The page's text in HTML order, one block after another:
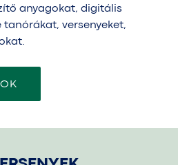
anyagokat, digitális
versenyeket,